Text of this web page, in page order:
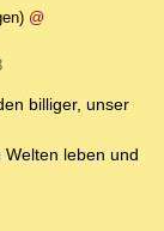
@
billiger, unser
leben und